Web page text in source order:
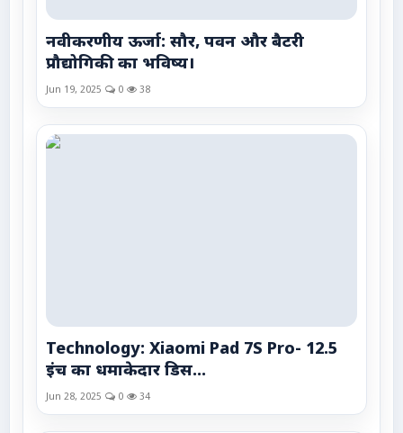
नवीकरणीय ऊर्जा: सौर, पवन और बैटरी
प्रौद्योगिकी का भविष्य।
Jun 19, 2025 0 38
Technology: Xiaomi Pad 7S Pro- 12.5
इंच का धमाकेदार डिस...
Jun 28, 2025 0 34